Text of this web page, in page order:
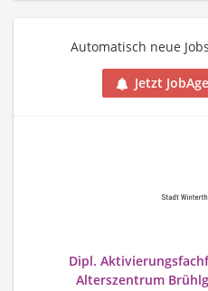
Automatisch neue
Jetzt
Dipl.
Alterszentrum